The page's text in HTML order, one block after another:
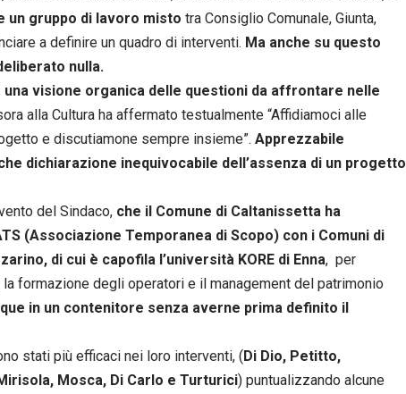
un gruppo di lavoro misto tra Consiglio Comunale, Giunta,
a definire un quadro di interventi. Ma anche su questo
nulla.
una visione organica delle questioni da affrontare nelle
alla Cultura ha affermato testualmente “Affidiamoci alle
e discutiamone sempre insieme”. Apprezzabile
dichiarazione inequivocabile dell’assenza di un progetto
del Sindaco, che il Comune di Caltanissetta ha
(Associazione Temporanea di Scopo) con i Comuni di
di cui è capofila l’università KORE di Enna, per
formazione degli operatori e il management del patrimonio
in un contenitore senza averne prima definito il
stati più efficaci nei loro interventi, (Di Dio, Petitto,
Mosca, Di Carlo e Turturici) puntualizzando alcune